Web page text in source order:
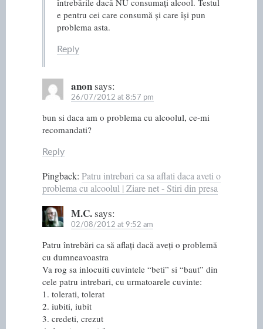
întrebările dacă NU consumați alcool. Testul
e pentru cei care consumă și care își pun
problema asta.
Reply
anonsays:
26/07/2012 at 8:57 pm
bun si daca am o problema cu alcoolul, ce-mi
recomandati?
Reply
Pingback: Patru intrebari ca sa aflati daca aveti o
problema cu alcoolul | Ziare net - Stiri din presa
M.C.says:
02/08/2012 at 9:52 am
Patru întrebări ca să aflați dacă aveți o problemă
cu dumneavoastra
Va rog sa inlocuiti cuvintele “beti” si “baut” din
cele patru intrebari, cu urmatoarele cuvinte:
1. tolerati, tolerat
2. iubiti, iubit
3. credeti, crezut